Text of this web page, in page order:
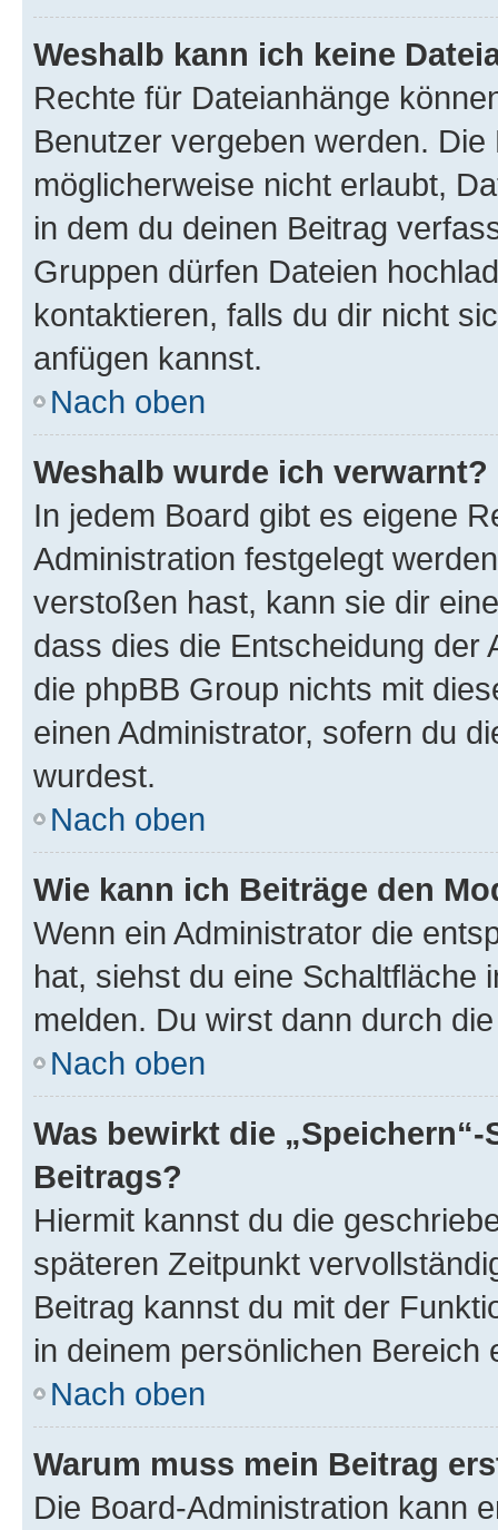
Weshalb kann ich keine
Rechte für Dateianhänge
Benutzer vergeben werden.
möglicherweise nicht erlaubt,
in dem du deinen Beitrag
Gruppen dürfen Dateien
kontaktieren, falls du dir nicht
anfügen kannst.
Nach oben
Weshalb wurde ich verwarnt?
In jedem Board gibt es eigene
Administration festgelegt
verstoßen hast, kann sie dir
dass dies die Entscheidung der
die phpBB Group nichts mit
einen Administrator, sofern du
wurdest.
Nach oben
Wie kann ich Beiträge den
Wenn ein Administrator die
hat, siehst du eine Schaltfläche
melden. Du wirst dann durch
Nach oben
Was bewirkt die
Beitrags?
Hiermit kannst du die
späteren Zeitpunkt
Beitrag kannst du mit der
in deinem persönlichen Bereich
Nach oben
Warum muss mein Beitrag
Die Board-Administration kann